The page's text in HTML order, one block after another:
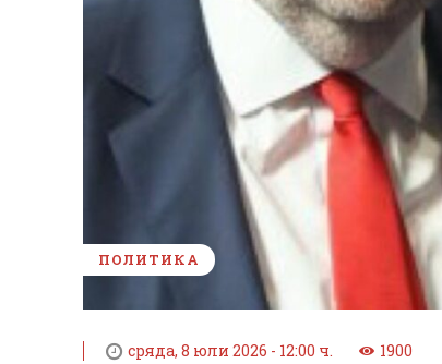
ПОЛИТИКА
сряда, 8 юли 2026 - 12:00 ч. 1900